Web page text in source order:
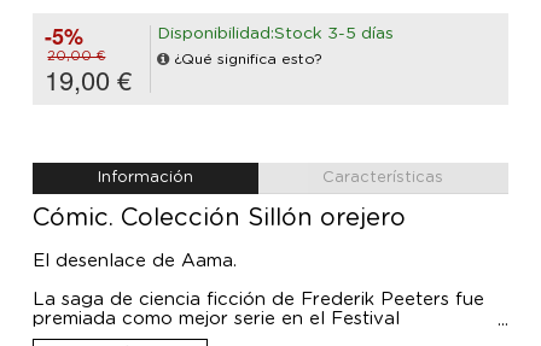
-5%
20,00 €
19,00 €
Disponibilidad:Stock 3-5 días
¿Qué significa esto?
Información Características
Cómic. Colección Sillón orejero
El desenlace de Aama.
La saga de ciencia ficción de Frederik Peeters fue
premiada como mejor serie en el Festival
Internacional del Cómic de Angoulême 2013.